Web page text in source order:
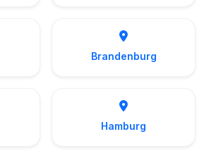
Brandenburg
Hamburg